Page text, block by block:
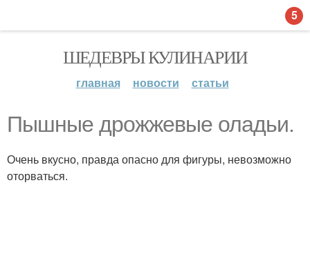
ШЕДЕВРЫ КУЛИНАРИИ
главная новости статьи
Пышные дрожжевые оладьи.
Очень вкусно, правда опасно для фигуры, невозможно
оторваться.
5